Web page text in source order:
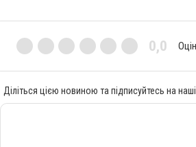
0,0
Діліться цією новиною та підписуйтесь на